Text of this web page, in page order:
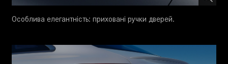
Особлива елегантність: приховані ручки дверей.